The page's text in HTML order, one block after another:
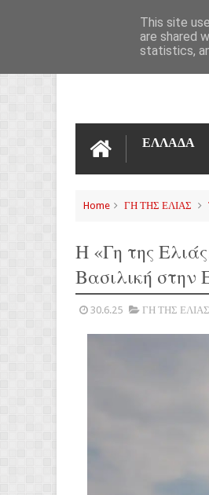
ΕΠΙΚΟΙΝΩΝΊΑ
ΕΛΛΑΔΑ
Home ΓΗ ΤΗΣ ΕΛΙΑΣ
Η «Γη της
Βασιλική στην
30.6.25 ΓΗ ΤΗΣ ΕΛΙΑΣ
This site
are shared
statistics,